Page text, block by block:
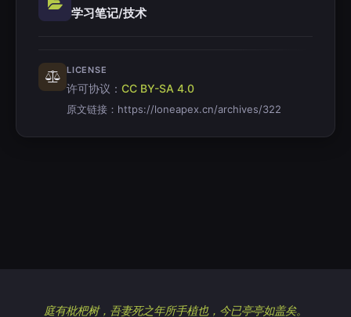
学习笔记/技术
LICENSE
许可协议： CC BY-SA 4.0
原文链接： https://loneapex.cn/archives/322
庭有枇杷树，吾妻死之年所手植也，今已亭亭如盖矣。